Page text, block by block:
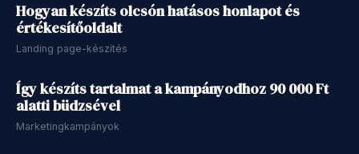
Hogyan készíts olcsón hatásos honlapot és
értékesítőoldalt
Landing page-készítés
Így készíts tartalmat a kampányodhoz 90 000 Ft
alatti büdzsével
Marketingkampányok